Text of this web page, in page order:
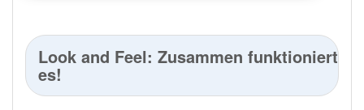
Look and Feel: Zusammen funktioniert
es!